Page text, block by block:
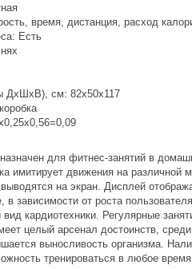
время, дистанция, расход
Есть
ДхШхВ), см: 82х50х117
для фитнес-занятий в
имитирует движения на различной
на экран. Дисплей
в зависимости от роста
вид кардиотехники. Регулярные
целый арсенал достоинств,
выносливость организма.
тренироваться в любое